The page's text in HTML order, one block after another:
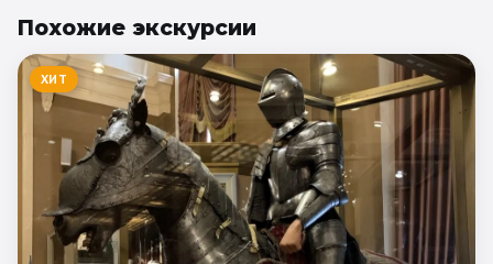
Похожие экскурсии
ХИТ